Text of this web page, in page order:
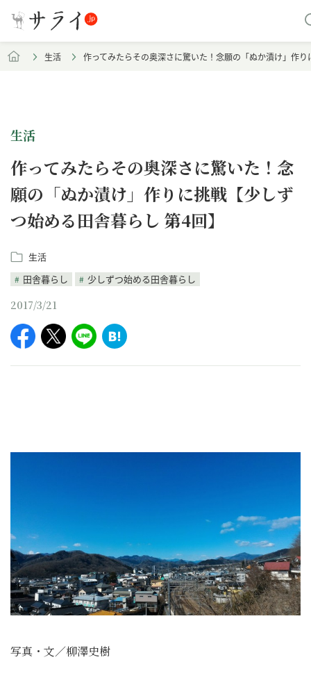
生活 作ってみたらその奥深さに驚いた！念願の「ぬか漬け」作
生活
作ってみたらその奥深さに驚いた！念
願の「ぬか漬け」作りに挑戦【少しず
つ始める田舎暮らし 第4回】
生活
田舎暮らし
少しずつ始める田舎暮らし
2017/3/21
写真・文／柳澤史樹